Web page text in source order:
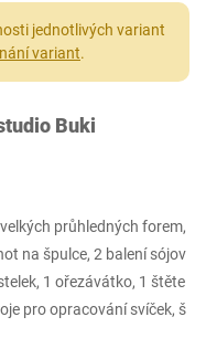
jednotlivých variant
variant.
Buki
průhledných forem,
na špulce, 2 balení sójov
1 ořezávátko, 1 štěte
pro opracování svíček, š